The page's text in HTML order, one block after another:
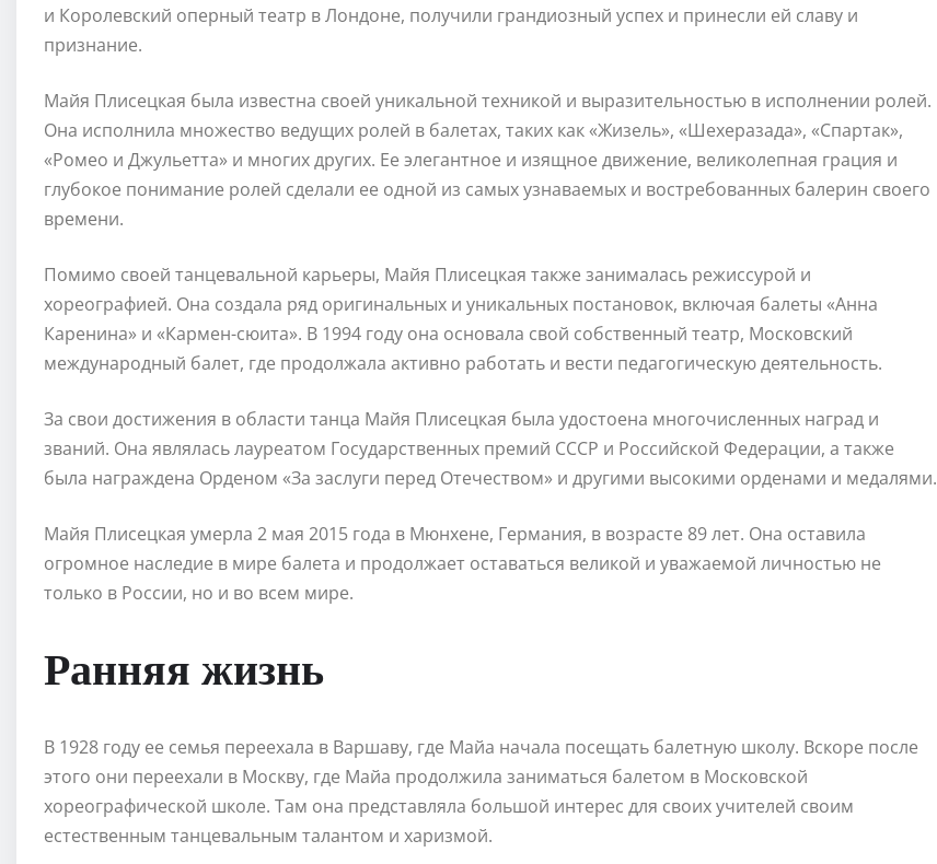
и Королевский оперный театр в Лондоне, получили грандиозный успех и принесли ей славу и
признание.
Майя Плисецкая была известна своей уникальной техникой и выразительностью в исполнении ролей.
Она исполнила множество ведущих ролей в балетах, таких как «Жизель», «Шехеразада», «Спартак»,
«Ромео и Джульетта» и многих других. Ее элегантное и изящное движение, великолепная грация и
глубокое понимание ролей сделали ее одной из самых узнаваемых и востребованных балерин своего
времени.
Помимо своей танцевальной карьеры, Майя Плисецкая также занималась режиссурой и
хореографией. Она создала ряд оригинальных и уникальных постановок, включая балеты «Анна
Каренина» и «Кармен-сюита». В 1994 году она основала свой собственный театр, Московский
международный балет, где продолжала активно работать и вести педагогическую деятельность.
За свои достижения в области танца Майя Плисецкая была удостоена многочисленных наград и
званий. Она являлась лауреатом Государственных премий СССР и Российской Федерации, а также
была награждена Орденом «За заслуги перед Отечеством» и другими высокими орденами и медалями.
Майя Плисецкая умерла 2 мая 2015 года в Мюнхене, Германия, в возрасте 89 лет. Она оставила
огромное наследие в мире балета и продолжает оставаться великой и уважаемой личностью не
только в России, но и во всем мире.
Ранняя жизнь
В 1928 году ее семья переехала в Варшаву, где Майа начала посещать балетную школу. Вскоре после
этого они переехали в Москву, где Майа продолжила заниматься балетом в Московской
хореографической школе. Там она представляла большой интерес для своих учителей своим
естественным танцевальным талантом и харизмой.